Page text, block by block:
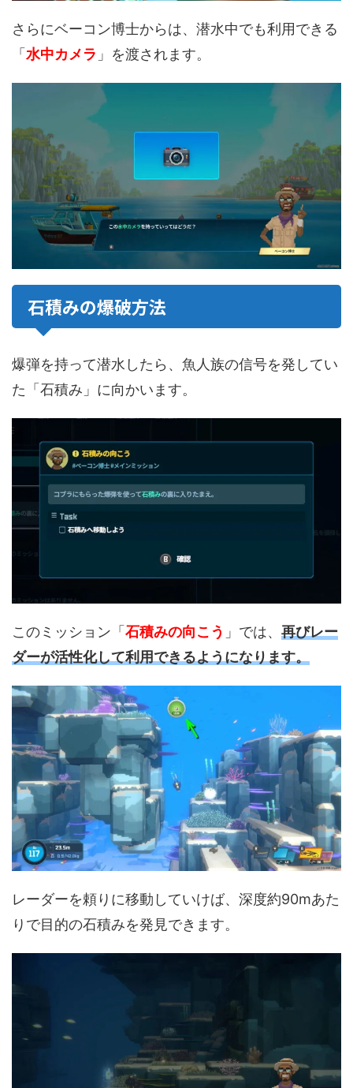
さらにベーコン博士からは、潜水中でも利用できる
「 水中カメラ 」を渡されます。
石積みの爆破方法
爆弾を持って潜水したら、魚人族の信号を発してい
た「石積み」に向かいます。
このミッション「石積みの向こう 」では、 再びレー
ダーが活性化して利用できるようになります。
レーダーを頼りに移動していけば、深度約90mあた
りで目的の石積みを発見できます。